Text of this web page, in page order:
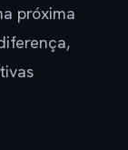
próxima